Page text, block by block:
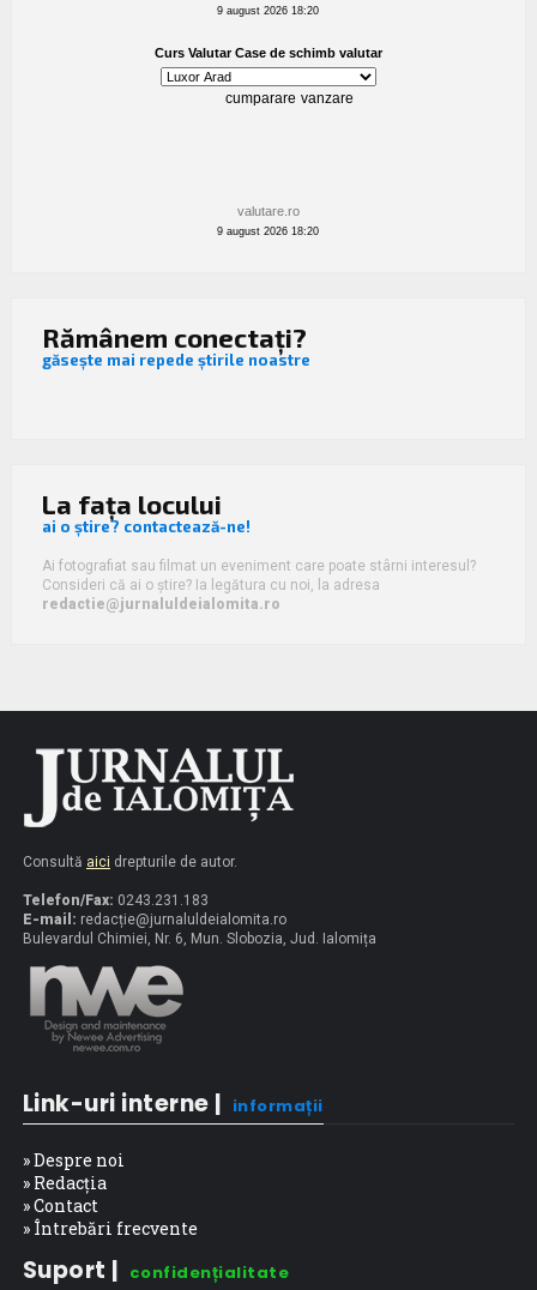
9 august 2026 18:20
valutare.ro
9 august 2026 18:20
Rămânem conectați?
găsește mai repede știrile noastre
La fața locului
ai o știre? contactează-ne!
Ai fotografiat sau filmat un eveniment care poate stârni interesul?
Consideri că ai o știre? Ia legătura cu noi, la adresa
redactie@jurnaluldeialomita.ro
Consultă aici drepturile de autor.
Telefon/Fax: 0243.231.183
E-mail: redacție@jurnaluldeialomita.ro
Bulevardul Chimiei, Nr. 6, Mun. Slobozia, Jud. Ialomița
Link-uri interne | informații
» Despre noi
» Redacția
» Contact
» Întrebări frecvente
Suport | confidențialitate